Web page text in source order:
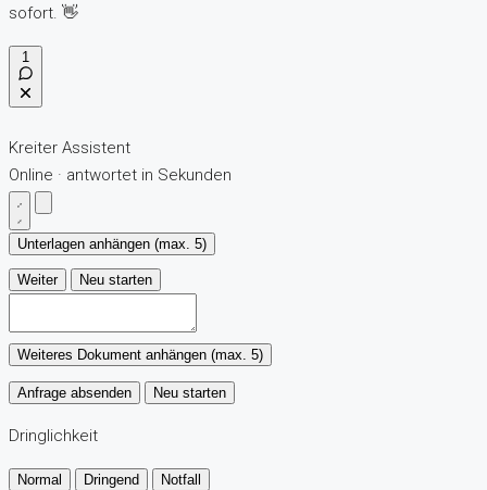
sofort. 👋
1
Kreiter Assistent
Online · antwortet in Sekunden
Unterlagen anhängen (max. 5)
Weiter Neu starten
Weiteres Dokument anhängen (max. 5)
Anfrage absenden Neu starten
Dringlichkeit
Normal Dringend Notfall